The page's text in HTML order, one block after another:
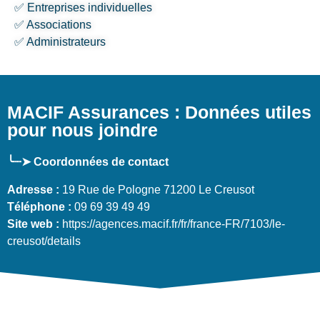
✅ Entreprises individuelles
✅ Associations
✅ Administrateurs
MACIF Assurances : Données utiles
pour nous joindre
╰┈➤ Coordonnées de contact
Adresse : 19 Rue de Pologne 71200 Le Creusot
Téléphone : 09 69 39 49 49
Site web : https://agences.macif.fr/fr/france-FR/7103/le-
creusot/details